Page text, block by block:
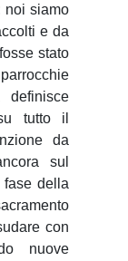
noi siamo
e da
stato
definisce
tutto il
da
sul
fase della
con
nuove